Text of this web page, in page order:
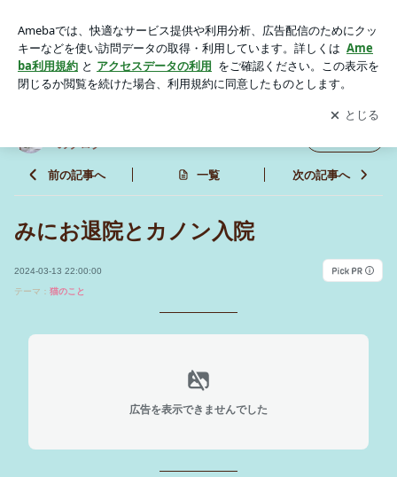
Cafe Gattoのブログ
アプリをダウンロードして ブログの更新通知
を受け取りまし
ょう。
開く
のブログ
前の記事へ 一覧 次の記事へ
みにお退院とカノン入院
2024-03-13 22:00:00
テーマ： 猫のこと
広告を表示できませんでした